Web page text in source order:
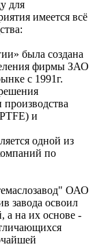
для
имеется всё
была создана
фирмы ЗАО
с 1991г.
производства
и
одной из
по
ОАО
завода освоил
а на их основе -